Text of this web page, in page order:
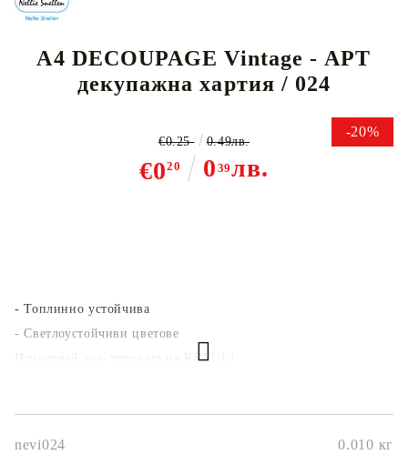
A4 DECOUPAGE Vintage - АРТ
декупажна хартия / 024
-20%
€020 0 39лв.
€0.25 0.49лв.
- Топлинно устойчива
- Светлоустойчиви цветове
Използвай лак-лепилата на KREUL!
nevi024 0.010 кг